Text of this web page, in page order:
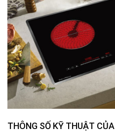
THÔNG SỐ KỸ THUẬT CỦA